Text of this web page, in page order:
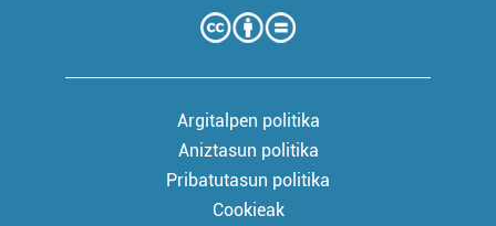
Argitalpen politika
Aniztasun politika
Pribatutasun politika
Cookieak